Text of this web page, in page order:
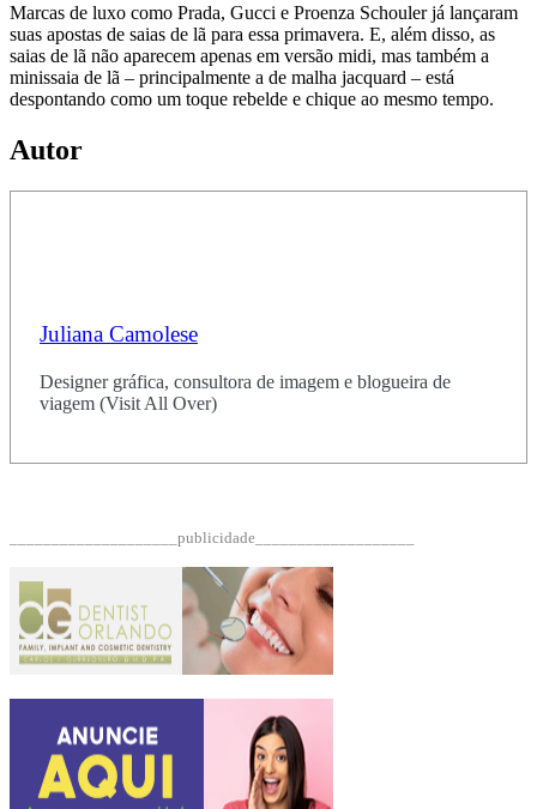
Marcas de luxo como Prada, Gucci e Proenza Schouler já lançaram
suas apostas de saias de lã para essa primavera. E, além disso, as
saias de lã não aparecem apenas em versão midi, mas também a
minissaia de lã – principalmente a de malha jacquard – está
despontando como um toque rebelde e chique ao mesmo tempo.
Autor
Juliana Camolese
Designer gráfica, consultora de imagem e blogueira de
viagem (Visit All Over)
____________________publicidade___________________